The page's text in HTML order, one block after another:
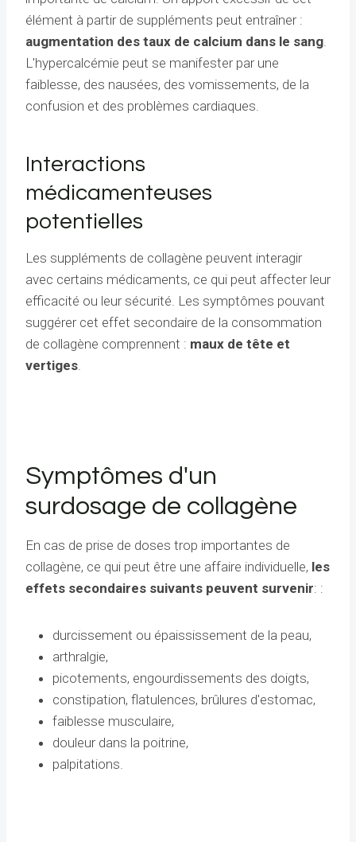
élément à partir de suppléments peut entraîner :
augmentation des taux de calcium dans le sang.
L'hypercalcémie peut se manifester par une
faiblesse, des nausées, des vomissements, de la
confusion et des problèmes cardiaques.
Interactions
médicamenteuses
potentielles
Les suppléments de collagène peuvent interagir
avec certains médicaments, ce qui peut affecter leur
efficacité ou leur sécurité. Les symptômes pouvant
suggérer cet effet secondaire de la consommation
de collagène comprennent : maux de tête et
vertiges.
Symptômes d'un
surdosage de collagène
En cas de prise de doses trop importantes de
collagène, ce qui peut être une affaire individuelle, les
effets secondaires suivants peuvent survenir: :
durcissement ou épaississement de la peau,
arthralgie,
picotements, engourdissements des doigts,
constipation, flatulences, brûlures d'estomac,
faiblesse musculaire,
douleur dans la poitrine,
palpitations.